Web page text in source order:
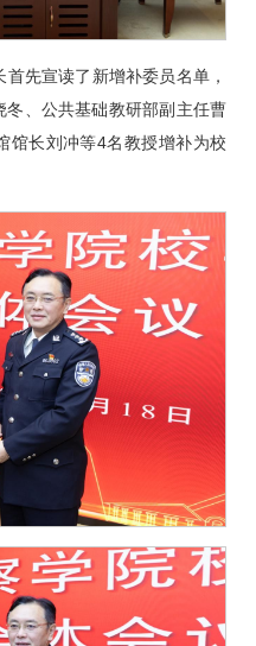
先宣读了新增补委员名单，
、公共基础教研部副主任曹
馆长刘冲等4名教授增补为校